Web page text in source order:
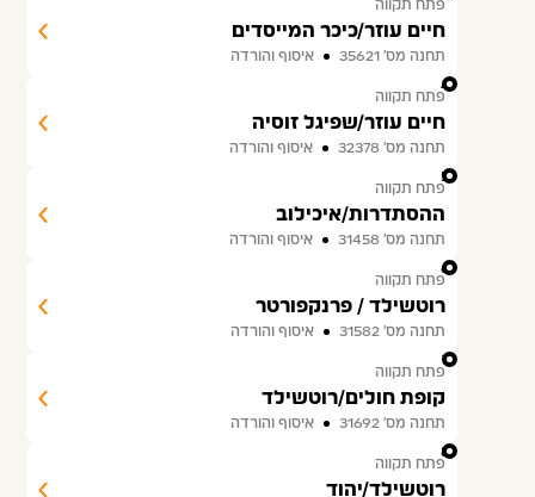
פתח תקווה
חיים עוזר/כיכר המייסדים
תחנה מס׳ 35621 איסוף והורדה
4
פתח תקווה
חיים עוזר/שפיגל זוסיה
תחנה מס׳ 32378 איסוף והורדה
5
פתח תקווה
ההסתדרות/איכילוב
תחנה מס׳ 31458 איסוף והורדה
6
פתח תקווה
רוטשילד / פרנקפורטר
תחנה מס׳ 31582 איסוף והורדה
7
פתח תקווה
קופת חולים/רוטשילד
תחנה מס׳ 31692 איסוף והורדה
8
פתח תקווה
רוטשילד/יהוד